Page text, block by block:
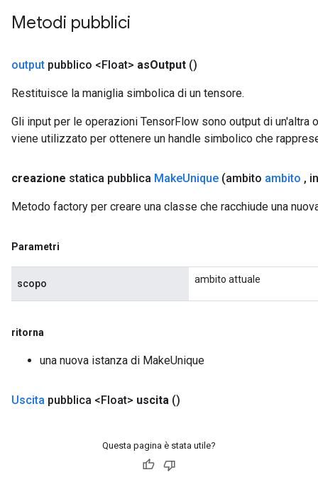
Metodi pubblici
output pubblico <Float> asOutput ()
Restituisce la maniglia simbolica di un tensore.
Gli input per le operazioni TensorFlow sono output di un'altra
viene utilizzato per ottenere un handle simbolico che
creazione statica pubblica MakeUnique (ambito ambito ,
Metodo factory per creare una classe che racchiude una
Parametri
scopo ambito attuale
ritorna
una nuova istanza di MakeUnique
Uscita pubblica <Float> uscita ()
Questa pagina è stata utile?